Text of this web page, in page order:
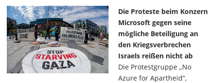
Die Proteste beim Konzern
Microsoft gegen seine
mögliche Beteiligung an
den Kriegsverbrechen
Israels reißen nicht ab
Die Protestgruppe „No
Azure for Apartheid“,